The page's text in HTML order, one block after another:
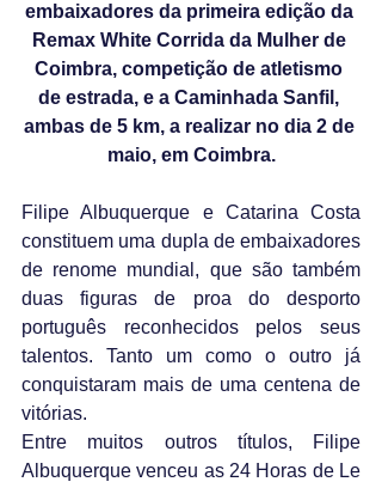
embaixadores da primeira edição da
Remax White Corrida da Mulher de
Coimbra, competição de atletismo
de estrada, e a Caminhada Sanfil,
ambas de 5 km, a realizar no dia 2 de
maio, em Coimbra.
Filipe Albuquerque e Catarina Costa
constituem uma dupla de embaixadores
de renome mundial, que são também
duas figuras de proa do desporto
português reconhecidos pelos seus
talentos. Tanto um como o outro já
conquistaram mais de uma centena de
vitórias.
Entre muitos outros títulos, Filipe
Albuquerque venceu as 24 Horas de Le